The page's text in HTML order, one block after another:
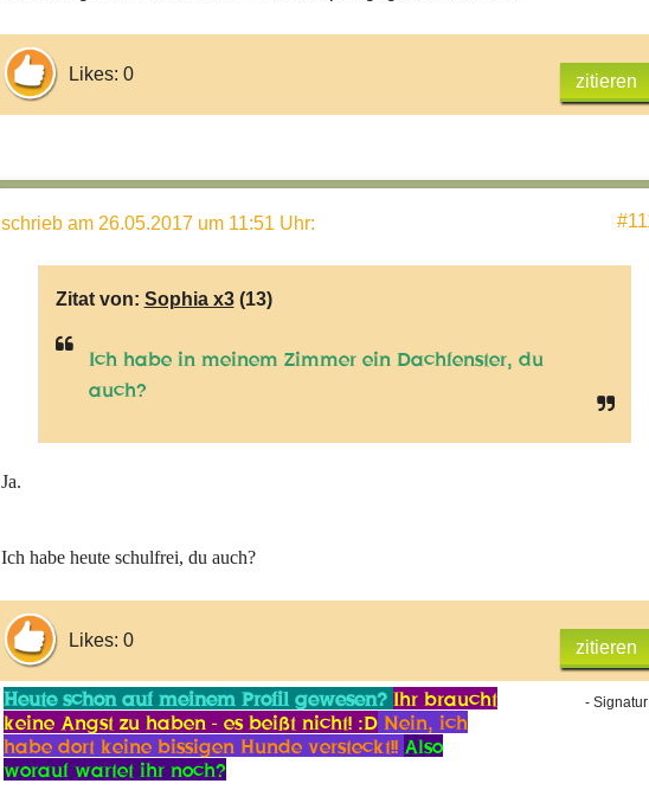
Likes: 0 zitieren
schrieb am 26.05.2017 um 11:51 Uhr:
Zitat von: Sophia x3(13)
Ich habe in meinem Zimmer ein Dachfenster, du
auch?
Ja.
Ich habe heute schulfrei, du auch?
Likes: 0 zitieren
-
Heute schon auf meinem Profil gewesen? Ihr braucht
keine Angst zu haben - es beißt nicht! :DNein, ich
habe dort keine bissigen Hunde versteckt!! Also
worauf wartet ihr noch?